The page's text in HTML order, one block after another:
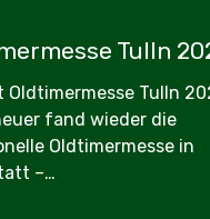
Tulln
Oldtimermesse Tulln
fand wieder die
Oldtimermesse in
–…